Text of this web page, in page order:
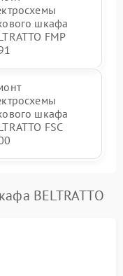
шкафа
FMP
шкафа
FSC
BELTRATTO